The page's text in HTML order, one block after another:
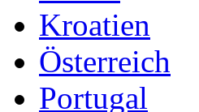
Kroatien
Österreich
Portugal